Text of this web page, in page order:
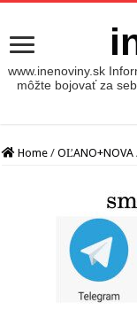
www.inenoviny.sk
môžte bojovať za
Home / OĽANO+NOVA